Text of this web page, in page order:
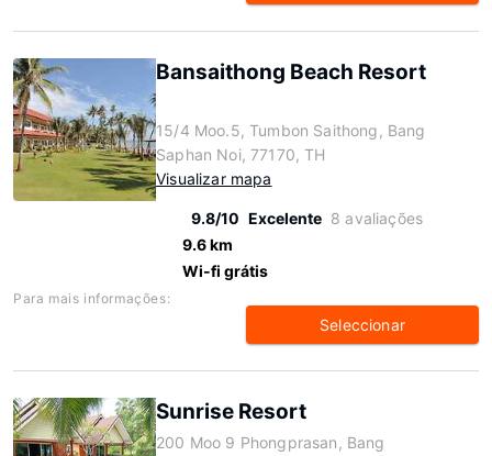
Bansaithong Beach Resort
15/4 Moo.5, Tumbon Saithong, Bang
Saphan Noi, 77170, TH
Visualizar mapa
9.8/10 Excelente 8 avaliações
9.6 km
Wi-fi grátis
Para mais informações:
Seleccionar
Sunrise Resort
200 Moo 9 Phongprasan, Bang